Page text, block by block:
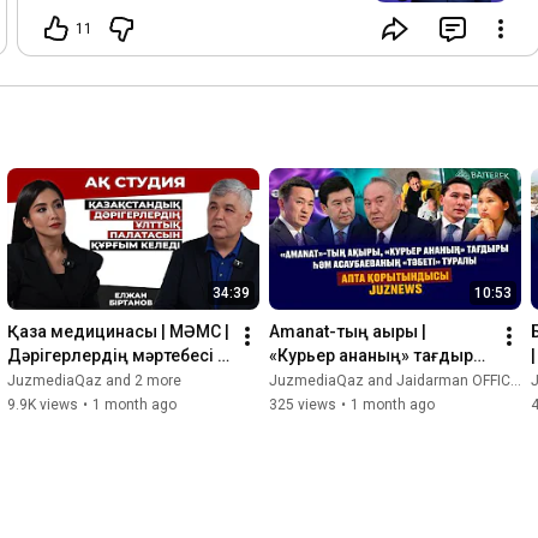
11
34:39
Қазақ медицинасы | МӘМС |
Дәрігерлердің мәртебесі |
Елжан Біртанов
JuzmediaQaz and 2 more
9.9K views • 1 month ago
10:53
Amanat-тың ақыры |
«Курьер ананың» тағдыры
һәм Асаубаеваның
«тәбеті» |  Juznews
JuzmediaQaz and Jaidarman OFFICIAL / JCI
325 views • 1 month ago